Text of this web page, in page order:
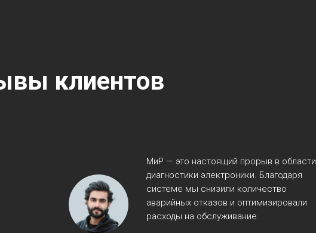
клиентов
МиР — это настоящий прорыв в области
диагностики электроники. Благодаря
системе мы снизили количество
аварийных отказов и оптимизировали
расходы на обслуживание.